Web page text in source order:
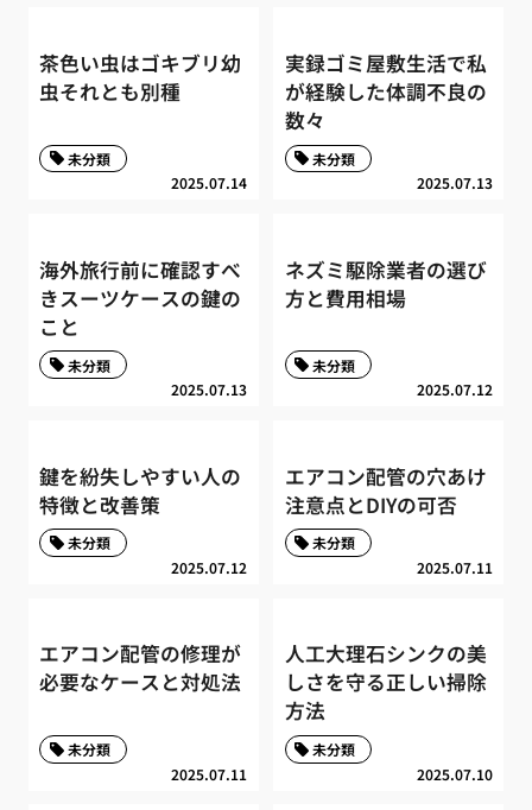
茶色い虫はゴキブリ幼
虫それとも別種
2025.07.14
未分類
実録ゴミ屋敷生活で私
が経験した体調不良の
数々
2025.07.13
未分類
海外旅行前に確認すべ
きスーツケースの鍵の
こと
2025.07.13
未分類
ネズミ駆除業者の選び
方と費用相場
2025.07.12
未分類
鍵を紛失しやすい人の
特徴と改善策
2025.07.12
未分類
エアコン配管の穴あけ
注意点とDIYの可否
2025.07.11
未分類
エアコン配管の修理が
必要なケースと対処法
2025.07.11
未分類
人工大理石シンクの美
しさを守る正しい掃除
方法
2025.07.10
未分類